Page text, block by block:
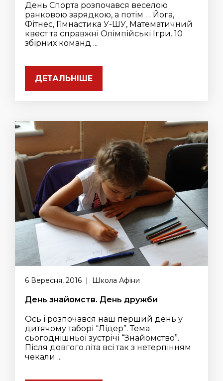
День Спорта розпочався веселою
ранковою зарядкою, а потім … Йога,
Фітнес, Гімнастика У-ШУ, Математичний
квест та справжні Олімпійські Ігри. 10
збірних команд ...
ДЕТАЛЬНІШЕ
6 Вересня, 2016 | Школа Афіни
День знайомств. День дружби
Ось і розпочався наш перший день у
дитячому таборі “Лідер”. Тема
сьогоднішньої зустрічі “Знайомство”.
Після довгого літа всі так з нетерпінням
чекали ...